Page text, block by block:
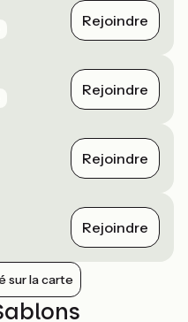
Rejoindre
Rejoindre
Rejoindre
Rejoindre
sur la carte